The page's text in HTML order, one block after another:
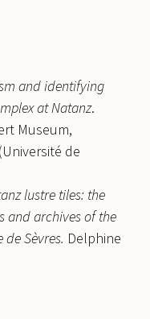
and identifying
at Natanz.
Museum,
de
lustre tiles: the
and archives of the
Sèvres. Delphine